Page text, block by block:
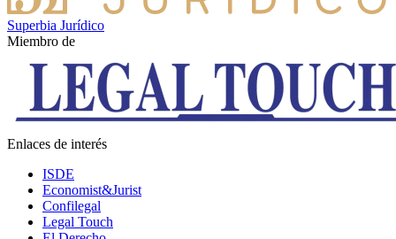
Superbia Jurídico
Miembro de
Enlaces de interés
ISDE
Economist&Jurist
Confilegal
Legal Touch